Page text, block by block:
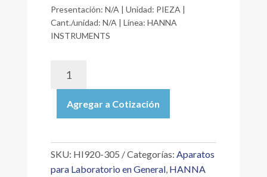
Presentación: N/A | Unidad: PIEZA |
Cant./unidad: N/A | Línea: HANNA
INSTRUMENTS
ACCESORIO
PARA
TUBOS
Agregar a Cotización
SKU: HI920-305 Categorías: Aparatos
para Laboratorio en General, HANNA